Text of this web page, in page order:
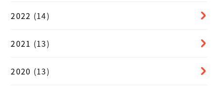
2022 (14)
2021 (13)
2020 (13)